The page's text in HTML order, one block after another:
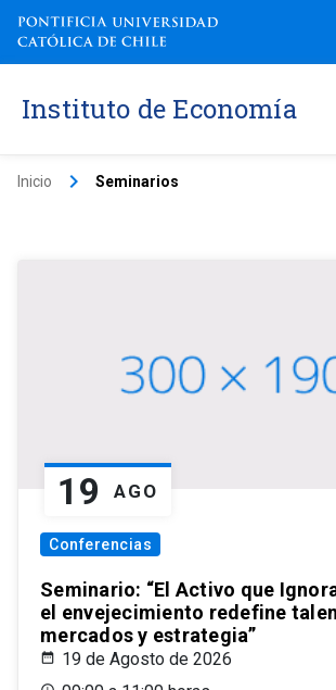
Instituto de Economía
Inicio keyboard_arrow_right Seminarios
19 AGO
Conferencias
Seminario: “El Activo que
el envejecimiento redefine
mercados y estrategia”
19 de Agosto de 2026